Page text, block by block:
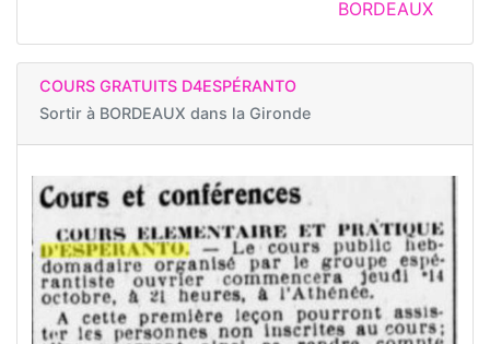
BORDEAUX
COURS GRATUITS D4ESPÉRANTO
Sortir à BORDEAUX dans la Gironde